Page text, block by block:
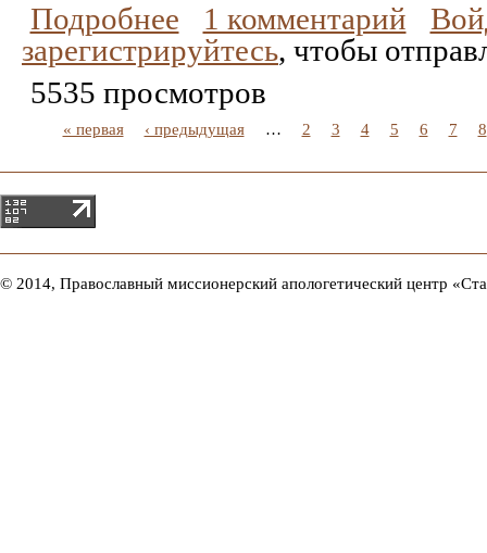
Подробнее
1 комментарий
зарегистрируйтесь, чтобы
5535 просмотров
« первая ‹ предыдущая … 2 3 4 5 6 7 8
© 2014, Православный миссионерский апологетический центр